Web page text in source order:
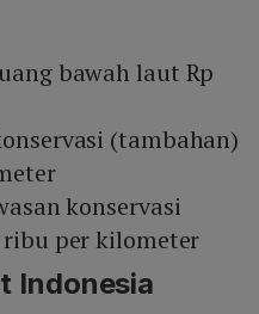
bawah laut Rp
(tambahan)
konservasi
per kilometer
Indonesia